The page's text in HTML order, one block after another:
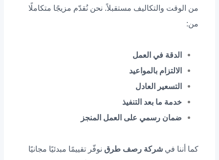
من الوقت والتكاليف مستقبلاً. نحن نُقدّم مزيجًا متكاملًا
من:
الدقة في العمل
الالتزام بالمواعيد
التسعير العادل
خدمة ما بعد التنفيذ
ضمان رسمي على العمل المنجز
كما أننا في شركة رصف طرق نوفّر تقييمًا مبدئيًا مجانيًا